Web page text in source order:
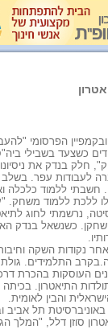
הפרסומי
כשצעד בשבילי
בנדק את
לעבודות עפר.
ללמוד כלכלה
ללכת ללמוד משחק.
נרשמתי לחוג
כשנשאל בנדק
נקודות השקה וחיבור
התלמידים.
בהכרת דרכי
התיאטרון.
והבין לאומית.
תל אביב
סוזן דלל, "המלך